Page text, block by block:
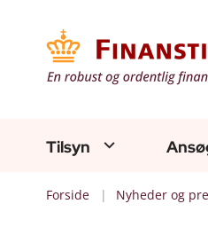
Tilsyn
Forside Nyheder og